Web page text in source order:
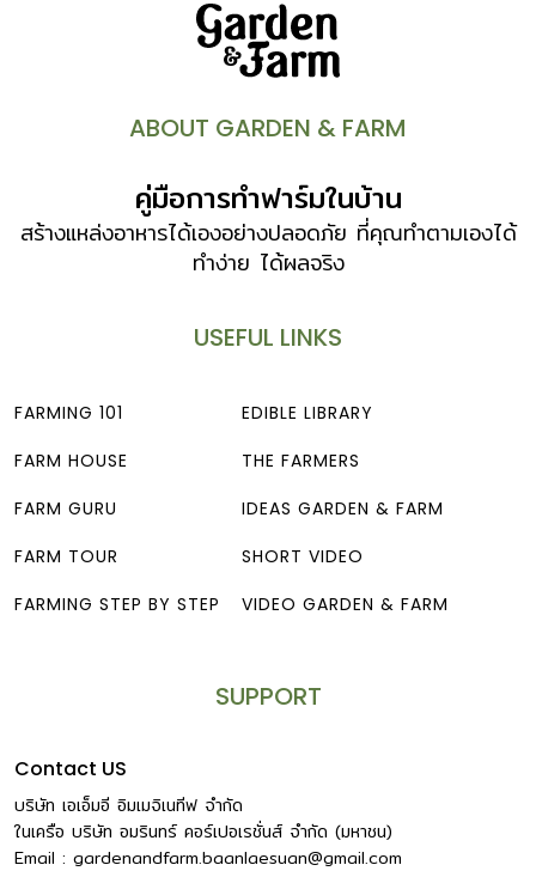
ที่เก็บทิ้งเสียอีก แต่หากจัดการด้วยวิธีดังกล่าวแล้วยังคงมีทาก
และหอยทากกวนใจ โดยเฉพาะในช่วงหน้าฝนที่จะพบมากเป็นพิเศษ
เรามีวิธีป้องกันกำจัดที่ได้ผลมาฝาก เพียงแค่ใช้ของที่มีอยู่ในครัว
แล้วอย่าเพิ่งทิ้งเปลือก เพราะเปลือกไข่นอกจากใส่เป็นปุ๋ยเสริม
ชะงัดวิธีทำ ล้างเปลือกไข่ให้สะอาด ตากแดดให้แห้ง บดให้แตก
เป็นชิ้นเล็กๆ แล้วโรยรอบๆ แปลงผักหรือรอบกระถาง เมื่อทาก
หรือหอยทากคลานผ่านมาโดนเปลือกไข่มันจะระคายเคือง ก่อนล่า
และหอยทากไม่ให้เข้าใกล้ต้นไม้ของเราได้ด้วย เนื่องจากกระเทียม
กระเทียมทั้งเปลือก 2-3 […]
ABOUT GARDEN & FARM
คู่มือการทำฟาร์มในบ้าน
สร้างแหล่งอาหารได้เองอย่างปลอดภัย ที่คุณทำตามเองได้
ทำง่าย ได้ผลจริง
USEFUL LINKS
FARMING 101
FARM HOUSE
FARM GURU
FARM TOUR
FARMING STEP BY STEP
EDIBLE LIBRARY
THE FARMERS
IDEAS GARDEN & FARM
SHORT VIDEO
VIDEO GARDEN & FARM
SUPPORT
Contact US
บริษัท เอเอ็มอี อิมเมจิเนทีฟ จำกัด
ในเครือ บริษัท อมรินทร์ คอร์เปอเรชั่นส์ จำกัด (มหาชน)
Email : gardenandfarm.baanlaesuan@gmail.com